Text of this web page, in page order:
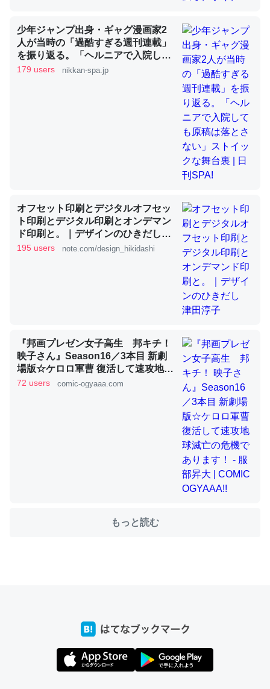
論文では「淡水はカルシウムも酸素も不足してて両方に不
利だから両方が拮抗してるのでは」とあって面白い。海に
いる鋏角類（カブトガニ・ウミグモ）はカルシウムを使わ
ずキチンを強化してる筈だが、酵素が違うのか？
─ニュース :: 【研究発表】昆虫学の大問題＝「昆虫はなぜ海にいな
類は苦労してるんだな…。腹足類だと殻を無くしてナメク
ジになったり努力してるし。
─ニュース :: 【研究発表】昆虫学の大問題＝「昆虫はなぜ海にいな
いのか」に関する新仮説
ちぼちRingも置こうかと画策中。あと、Googleマップで
位置情報を共有してる。電池残量や充電中かが分かるので
これ見て生きてるなって分かる。
─たまにLINEするくらいだった遠方の父67歳と僕。ITツール導入で
コミュニケーションが劇的に変化した｜tayorini by LIFULL介護
ちょうど同じ理由でEcho Show 8を設定中でした。Prime
とかSpotifyを支払う孝行もできる。一生で親と会える残
それを実質100倍以上に伸ばす効果があるはず……
私も3年前ぐらいに祖母の家に設置した。ポケットWifiみ
たいなのでネット環境作ったけどAlexaしか使わないので
回線代ほとんどかからないですよ。参考：
https://toyoshi.hatenablog.com/entry/2019/05/15/1805
少年ジャンプ出身・ギャグ漫画家2
人が当時の「過酷すぎる週刊連載」
を振り返る。「ヘルニアで入院して
も原稿は落とさない」ストイックな
179 users nikkan-spa.jp
オフセット印刷とデジタルオフセッ
ト印刷とデジタル印刷とオンデマン
ド印刷と。｜デザインのひきだし
津田淳子
195 users note.com/design_hikidashi
『邦画プレゼン女子高生 邦キチ！
映子さん』Season16／3本目 新劇
場版☆ケロロ軍曹 復活して速攻地球
滅亡の危機であります！ - 服部昇大 |
72 users comic-ogyaaa.com
もっと読む